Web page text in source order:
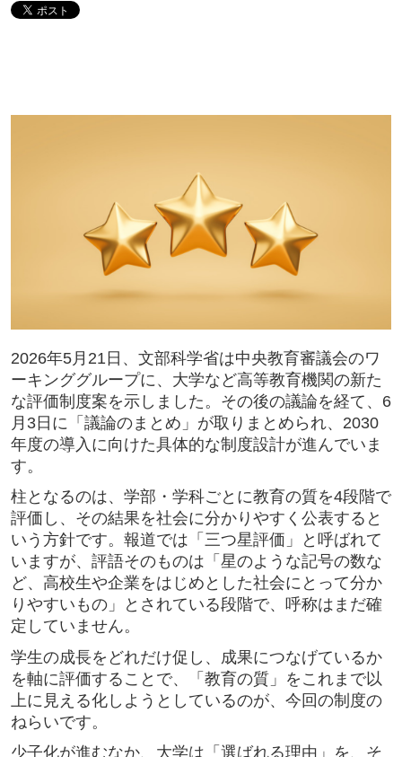
2026年5月21日、文部科学省は中央教育審議会のワ
ーキンググループに、大学など高等教育機関の新た
な評価制度案を示しました。その後の議論を経て、6
月3日に「議論のまとめ」が取りまとめられ、2030
年度の導入に向けた具体的な制度設計が進んでいま
す。
柱となるのは、学部・学科ごとに教育の質を4段階で
評価し、その結果を社会に分かりやすく公表すると
いう方針です。報道では「三つ星評価」と呼ばれて
いますが、評語そのものは「星のような記号の数な
ど、高校生や企業をはじめとした社会にとって分か
りやすいもの」とされている段階で、呼称はまだ確
定していません。
学生の成長をどれだけ促し、成果につなげているか
を軸に評価することで、「教育の質」をこれまで以
上に見える化しようとしているのが、今回の制度の
ねらいです。
少子化が進むなか、大学は「選ばれる理由」を、そ